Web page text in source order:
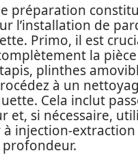
préparation
l’installation de
Primo, il est
la
plinthes
à un
Cela inclut
et, si nécessaire,
injection-